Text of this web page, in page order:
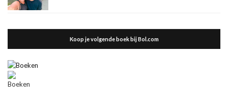
Koop je volgende boek bij Bol.com